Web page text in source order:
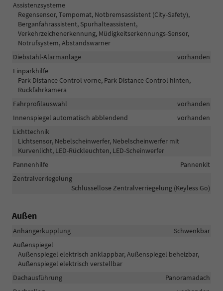
Assistenzsysteme
Regensensor, Tempomat, Notbremsassistent (City-Safety),
Berganfahrassistent, Spurhalteassistent,
Verkehrzeichenerkennung, Müdigkeitserkennungs-Sensor,
Notrufsystem, Abstandswarner
Diebstahl-Alarmanlage
vorhanden
Einparkhilfe
Park Distance Control vorne, Park Distance Control hinten,
Rückfahrkamera
Fahrprofilauswahl
vorhanden
Innenspiegel automatisch abblendend
vorhanden
Lichttechnik
Lichtsensor, Nebelscheinwerfer, Nebelscheinwerfer mit
Kurvenlicht, LED-Rückleuchten, LED-Scheinwerfer
Pannenhilfe
Pannenkit
Zentralverriegelung
Schlüssellose Zentralverriegelung (Keyless Go)
Außen
Anhängerkupplung
Schwenkbar
Außenspiegel
Außenspiegel elektrisch anklappbar, Außenspiegel beheizbar,
Außenspiegel elektrisch verstellbar
Dachausführung
Panoramadach